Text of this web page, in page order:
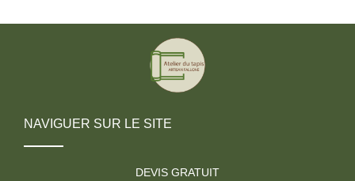
NAVIGUER SUR LE SITE
DEVIS GRATUIT